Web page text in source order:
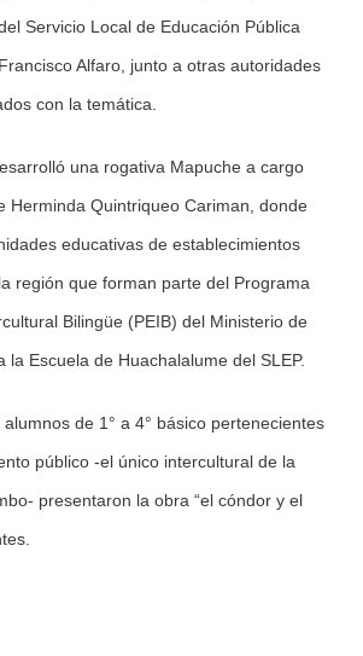
Servicio Local de Educación Pública
Alfaro, junto a otras autoridades
con la temática.
una rogativa Mapuche a cargo
Herminda Quintriqueo Cariman, donde
educativas de establecimientos
región que forman parte del Programa
Bilingüe (PEIB) del Ministerio de
la Escuela de Huachalalume del SLEP.
de 1° a 4° básico pertenecientes
público -el único intercultural de la
presentaron la obra “el cóndor y el